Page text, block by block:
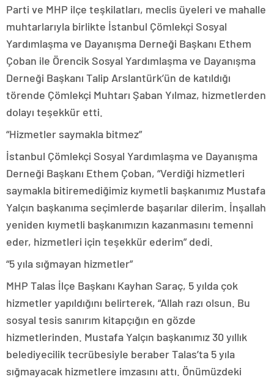
Parti ve MHP ilçe teşkilatları, meclis üyeleri ve mahalle
muhtarlarıyla birlikte İstanbul Çömlekçi Sosyal
Yardımlaşma ve Dayanışma Derneği Başkanı Ethem
Çoban ile Örencik Sosyal Yardımlaşma ve Dayanışma
Derneği Başkanı Talip Arslantürk’ün de katıldığı
törende Çömlekçi Muhtarı Şaban Yılmaz, hizmetlerden
dolayı teşekkür etti.
“Hizmetler saymakla bitmez”
İstanbul Çömlekçi Sosyal Yardımlaşma ve Dayanışma
Derneği Başkanı Ethem Çoban, “Verdiği hizmetleri
saymakla bitiremediğimiz kıymetli başkanımız Mustafa
Yalçın başkanıma seçimlerde başarılar dilerim. İnşallah
yeniden kıymetli başkanımızın kazanmasını temenni
eder, hizmetleri için teşekkür ederim” dedi.
“5 yıla sığmayan hizmetler”
MHP Talas İlçe Başkanı Kayhan Saraç, 5 yılda çok
hizmetler yapıldığını belirterek, “Allah razı olsun. Bu
sosyal tesis sanırım kitapçığın en gözde
hizmetlerinden. Mustafa Yalçın başkanımız 30 yıllık
belediyecilik tecrübesiyle beraber Talas’ta 5 yıla
sığmayacak hizmetlere imzasını attı. Önümüzdeki